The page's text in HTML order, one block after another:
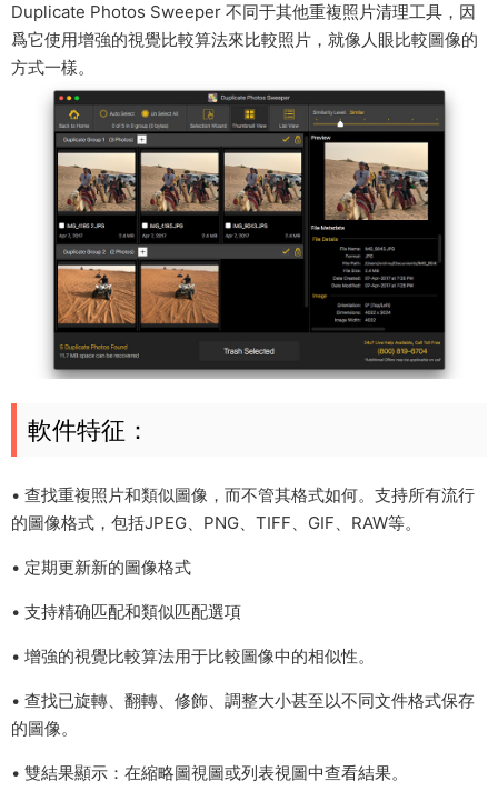
Duplicate Photos Sweeper 不同于其他重複照片清理工具，因
爲它使用增強的視覺比較算法來比較照片，就像人眼比較圖像的
方式一樣。
軟件特征：
• 查找重複照片和類似圖像，而不管其格式如何。支持所有流行
的圖像格式，包括JPEG、PNG、TIFF、GIF、RAW等。
• 定期更新新的圖像格式
• 支持精确匹配和類似匹配選項
• 增強的視覺比較算法用于比較圖像中的相似性。
• 查找已旋轉、翻轉、修飾、調整大小甚至以不同文件格式保存
的圖像。
• 雙結果顯示：在縮略圖視圖或列表視圖中查看結果。